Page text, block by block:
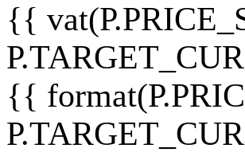
{{
{{